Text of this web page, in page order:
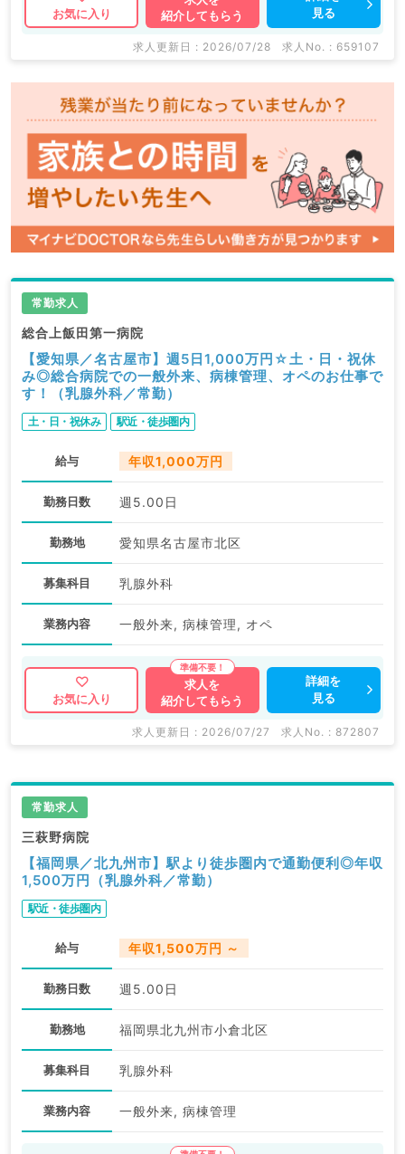
お気に入り
紹介してもらう
見る
求人更新日 : 2026/07/28 求人No. : 659107
常勤求人
総合上飯田第一病院
【愛知県／名古屋市】週5日1,000万円☆土・日・祝休
み◎総合病院での一般外来、病棟管理、オペのお仕事で
す！（乳腺外科／常勤）
土・日・祝休み 駅近・徒歩圏内
給与 年収1,000万円
勤務日数 週5.00日
勤務地 愛知県名古屋市北区
募集科目 乳腺外科
業務内容 一般外来, 病棟管理, オペ
お気に入り
求人を
紹介してもらう
詳細を
見る
求人更新日 : 2026/07/27 求人No. : 872807
常勤求人
三萩野病院
【福岡県／北九州市】駅より徒歩圏内で通勤便利◎年収
1,500万円（乳腺外科／常勤）
駅近・徒歩圏内
給与 年収1,500万円 ～
勤務日数 週5.00日
勤務地 福岡県北九州市小倉北区
募集科目 乳腺外科
業務内容 一般外来, 病棟管理